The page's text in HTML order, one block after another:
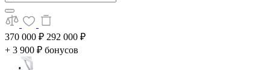
370 000 ₽ 292 000 ₽
+ 3 900 ₽ бонусов